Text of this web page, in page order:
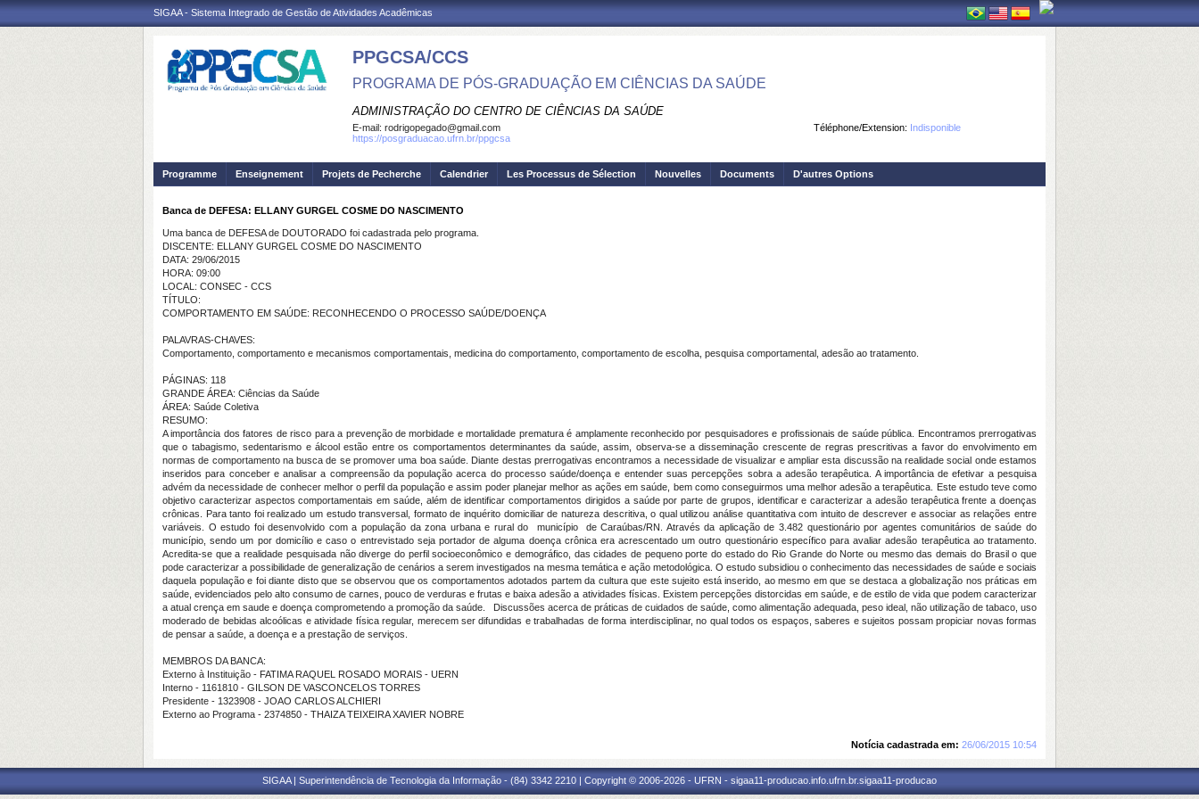
SIGAA - Sistema Integrado de Gestão de Atividades Acadêmicas
PPGCSA/CCS
PROGRAMA DE PÓS-GRADUAÇÃO EM CIÊNCIAS DA SAÚDE
ADMINISTRAÇÃO DO CENTRO DE CIÊNCIAS DA SAÚDE
Téléphone/Extension: Indisponible
E-mail: rodrigopegado@gmail.com
https://posgraduacao.ufrn.br/ppgcsa
Programme Enseignement Projets de Pecherche Calendrier Les Processus de Sélection Nouvelles Documents D'autres Options
Banca de DEFESA: ELLANY GURGEL COSME DO NASCIMENTO
Uma banca de DEFESA de DOUTORADO foi cadastrada pelo programa.
DISCENTE: ELLANY GURGEL COSME DO NASCIMENTO
DATA: 29/06/2015
HORA: 09:00
LOCAL: CONSEC - CCS
TÍTULO:
COMPORTAMENTO EM SAÚDE: RECONHECENDO O PROCESSO SAÚDE/DOENÇA
PALAVRAS-CHAVES:
Comportamento, comportamento e mecanismos comportamentais, medicina do comportamento, comportamento de escolha, pesquisa comportamental, adesão ao tratamento.
PÁGINAS: 118
GRANDE ÁREA: Ciências da Saúde
ÁREA: Saúde Coletiva
RESUMO:
A importância dos fatores de risco para a prevenção de morbidade e mortalidade prematura é amplamente reconhecido por pesquisadores e profissionais de saúde pública. Encontramos prerrogativas
que o tabagismo, sedentarismo e álcool estão entre os comportamentos determinantes da saúde, assim, observa-se a disseminação crescente de regras prescritivas a favor do envolvimento em
normas de comportamento na busca de se promover uma boa saúde. Diante destas prerrogativas encontramos a necessidade de visualizar e ampliar esta discussão na realidade social onde estamos
inseridos para conceber e analisar a compreensão da população acerca do processo saúde/doença e entender suas percepções sobra a adesão terapêutica. A importância de efetivar a pesquisa
advém da necessidade de conhecer melhor o perfil da população e assim poder planejar melhor as ações em saúde, bem como conseguirmos uma melhor adesão a terapêutica. Este estudo teve como
objetivo caracterizar aspectos comportamentais em saúde, além de identificar comportamentos dirigidos a saúde por parte de grupos, identificar e caracterizar a adesão terapêutica frente a doenças
crônicas. Para tanto foi realizado um estudo transversal, formato de inquérito domiciliar de natureza descritiva, o qual utilizou análise quantitativa com intuito de descrever e associar as relações entre
variáveis. O estudo foi desenvolvido com a população da zona urbana e rural do município de Caraúbas/RN. Através da aplicação de 3.482 questionário por agentes comunitários de saúde do
município, sendo um por domicílio e caso o entrevistado seja portador de alguma doença crônica era acrescentado um outro questionário específico para avaliar adesão terapêutica ao tratamento.
Acredita-se que a realidade pesquisada não diverge do perfil socioeconômico e demográfico, das cidades de pequeno porte do estado do Rio Grande do Norte ou mesmo das demais do Brasil o que
pode caracterizar a possibilidade de generalização de cenários a serem investigados na mesma temática e ação metodológica. O estudo subsidiou o conhecimento das necessidades de saúde e sociais
daquela população e foi diante disto que se observou que os comportamentos adotados partem da cultura que este sujeito está inserido, ao mesmo em que se destaca a globalização nos práticas em
saúde, evidenciados pelo alto consumo de carnes, pouco de verduras e frutas e baixa adesão a atividades físicas. Existem percepções distorcidas em saúde, e de estilo de vida que podem caracterizar
a atual crença em saude e doença comprometendo a promoção da saúde. Discussões acerca de práticas de cuidados de saúde, como alimentação adequada, peso ideal, não utilização de tabaco, uso
moderado de bebidas alcoólicas e atividade física regular, merecem ser difundidas e trabalhadas de forma interdisciplinar, no qual todos os espaços, saberes e sujeitos possam propiciar novas formas
de pensar a saúde, a doença e a prestação de serviços.
MEMBROS DA BANCA:
Externo à Instituição - FATIMA RAQUEL ROSADO MORAIS - UERN
Interno - 1161810 - GILSON DE VASCONCELOS TORRES
Presidente - 1323908 - JOAO CARLOS ALCHIERI
Externo ao Programa - 2374850 - THAIZA TEIXEIRA XAVIER NOBRE
Notícia cadastrada em: 26/06/2015 10:54
SIGAA | Superintendência de Tecnologia da Informação - (84) 3342 2210 | Copyright © 2006-2026 - UFRN - sigaa11-producao.info.ufrn.br.sigaa11-producao